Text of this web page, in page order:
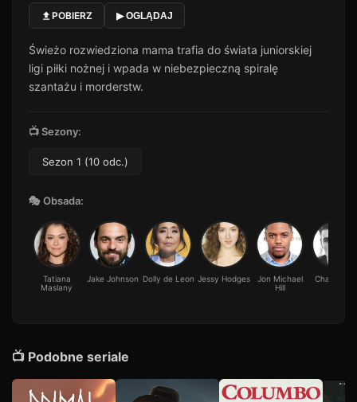
POBIERZ ▶ OGLĄDAJ
Świeżo rozwiedziona mama trafia do świata juniorskiej
ligi piłki nożnej i wpada w niebezpieczną spiralę
szantażu i morderstw.
📺 Sezony:
Sezon 1 (10 odc.)
🎭 Obsada:
Tatiana
Maslany
Jake Johnson Dolly de Leon Jessy Hodges
Jon Michael
Hill
Charlie Hall
📺 Podobne seriale